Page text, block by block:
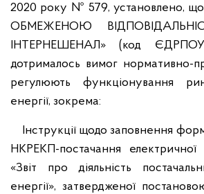
2020 року № 579, установлено,
ОБМЕЖЕНОЮ
ІНТЕРНЕШЕНАЛ» (код
дотрималось вимог нормативно-
регулюють функціонування
енергії, зокрема:
Інструкції щодо заповнення
НКРЕКП-постачання електричної
«Звіт про діяльність
енергії», затвердженої